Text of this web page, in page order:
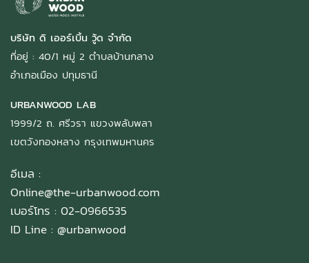
บริษัท ดิ เออร์เบิ้น วู้ด จำกัด
ที่อยู่ : 40/1 หมู่ 2 ตำบลบ้านกลาง
อำเภอเมือง ปทุมธานี
URBANWOOD LAB
1999/2 ถ. ศรีวรา แขวงพลับพลา
เขตวังทองหลาง กรุงเทพมหานคร
อีเมล :
Online@the-urbanwood.com
เบอร์โทร : 02-0966535
ID Line : @urbanwood